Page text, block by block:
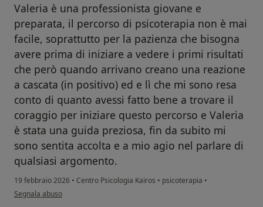
Valeria è una professionista giovane e
preparata, il percorso di psicoterapia non è mai
facile, soprattutto per la pazienza che bisogna
avere prima di iniziare a vedere i primi risultati
che però quando arrivano creano una reazione
a cascata (in positivo) ed e lì che mi sono resa
conto di quanto avessi fatto bene a trovare il
coraggio per iniziare questo percorso e Valeria
è stata una guida preziosa, fin da subito mi
sono sentita accolta e a mio agio nel parlare di
qualsiasi argomento.
19 febbraio 2026 • Centro Psicologia Kairos • psicoterapia •
secondo l'opinione dell'utente B.L.
Segnala abuso